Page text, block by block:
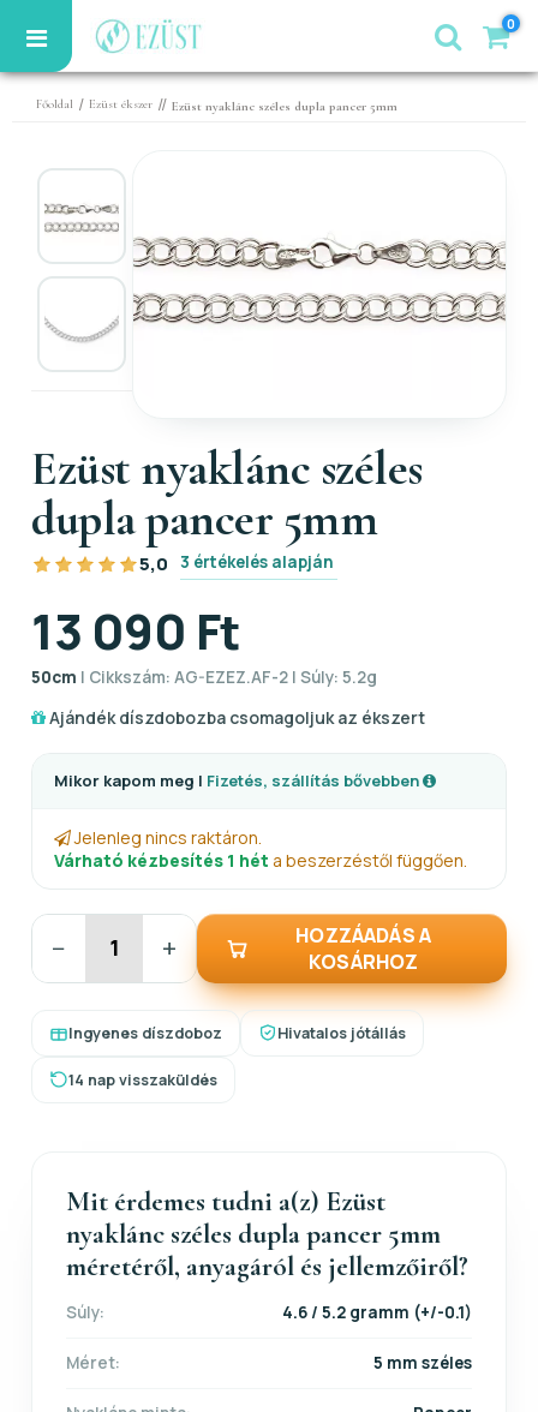
0
Főoldal / Ezüst ékszer // Ezüst nyaklánc széles dupla pancer 5mm
Ezüst nyaklánc széles
dupla pancer 5mm
5,0 3 értékelés alapján
13 090 Ft
50cm | Cikkszám: AG-EZEZ.AF-2 | Súly: 5.2g
Ajándék díszdobozba csomagoljuk az ékszert
Mikor kapom meg | Fizetés, szállítás bővebben
Jelenleg nincs raktáron.
Várható kézbesítés 1 hét a beszerzéstől függően.
− +
HOZZÁADÁS A
KOSÁRHOZ
Ingyenes díszdoboz Hivatalos jótállás
14 nap visszaküldés
Mit érdemes tudni a(z) Ezüst
nyaklánc széles dupla pancer 5mm
méretéről, anyagáról és jellemzőiről?
Súly: 4.6 / 5.2 gramm (+/-0.1)
Méret: 5 mm széles